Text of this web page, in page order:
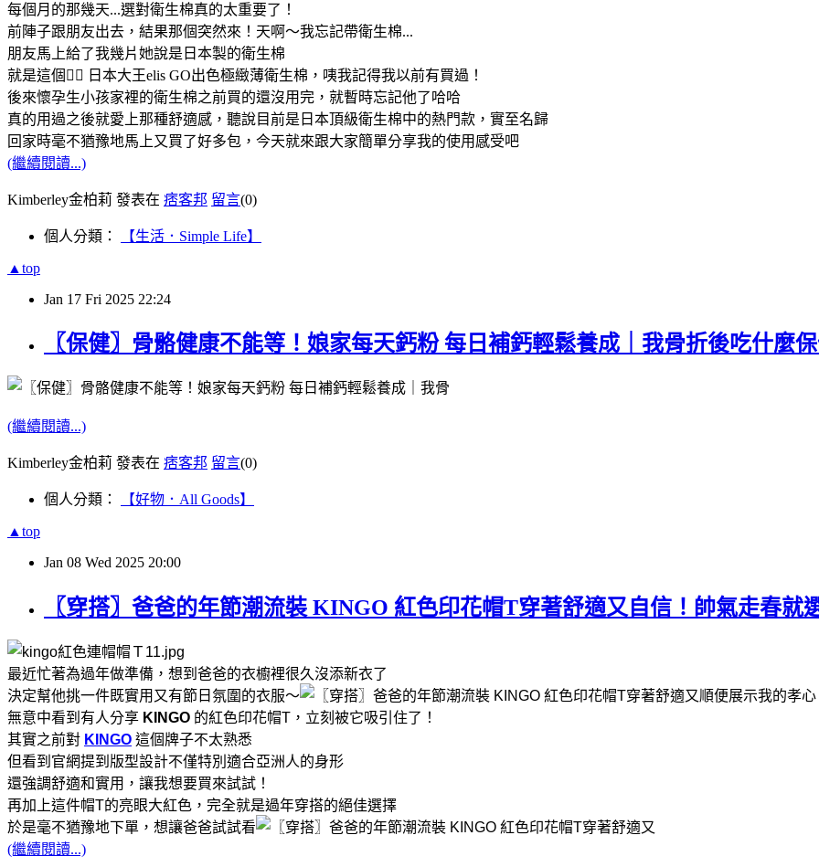
每個月的那幾天...選對衛生棉真的太重要了！
前陣子跟朋友出去，結果那個突然來！天啊～我忘記帶衛生棉...
朋友馬上給了我幾片她說是日本製的衛生棉
就是這個👉🏻 日本大王elis GO出色極緻薄衛生棉，咦我記得我以前有買過！
後來懷孕生小孩家裡的衛生棉之前買的還沒用完，就暫時忘記他了哈哈
真的用過之後就愛上那種舒適感，聽說目前是日本頂級衛生棉中的熱門款，實至名歸
回家時毫不猶豫地馬上又買了好多包，今天就來跟大家簡單分享我的使用感受吧
(繼續閱讀...)
Kimberley金柏莉 發表在 痞客邦 留言(0)
個人分類： 【生活．Simple Life】
▲top
Jan 17 Fri 2025 22:24
〖保健〗骨骼健康不能等！娘家每天鈣粉 每日補鈣輕鬆養成｜我骨折後吃什麼
(繼續閱讀...)
Kimberley金柏莉 發表在 痞客邦 留言(0)
個人分類： 【好物．All Goods】
▲top
Jan 08 Wed 2025 20:00
〖穿搭〗爸爸的年節潮流裝 KINGO 紅色印花帽T穿著舒適又自信！帥氣走春就
最近忙著為過年做準備，想到爸爸的衣櫥裡很久沒添新衣了
決定幫他挑一件既實用又有節日氛圍的衣服～
順便展示我的孝心
無意中看到有人分享 KINGO 的紅色印花帽T，立刻被它吸引住了！
其實之前對 KINGO 這個牌子不太熟悉
但看到官網提到版型設計不僅特別適合亞洲人的身形
還強調舒適和實用，讓我想要買來試試！
再加上這件帽T的亮眼大紅色，完全就是過年穿搭的絕佳選擇
於是毫不猶豫地下單，想讓爸爸試試看
(繼續閱讀...)